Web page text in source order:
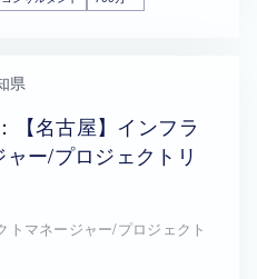
県
【名古屋】インフラ
ー/プロジェクトリ
トマネージャー/プロジェクト